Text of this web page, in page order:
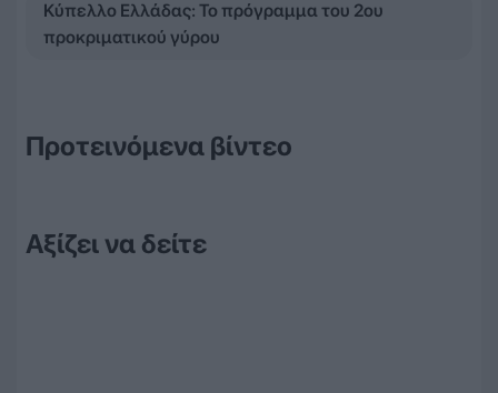
Κύπελλο Ελλάδας: Το πρόγραμμα του 2ου
προκριματικού γύρου
Προτεινόμενα βίντεο
Αξίζει να δείτε